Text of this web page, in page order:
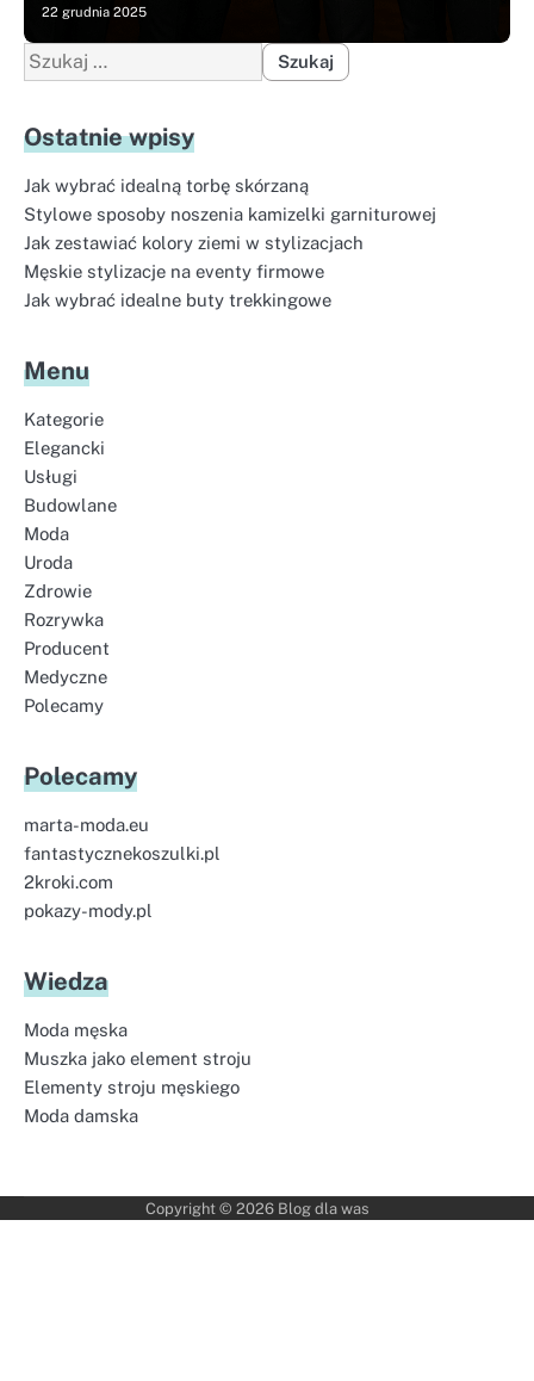
22 grudnia 2025
Szukaj:
Ostatnie wpisy
Jak wybrać idealną torbę skórzaną
Stylowe sposoby noszenia kamizelki garniturowej
Jak zestawiać kolory ziemi w stylizacjach
Męskie stylizacje na eventy firmowe
Jak wybrać idealne buty trekkingowe
Menu
Kategorie
Elegancki
Usługi
Budowlane
Moda
Uroda
Zdrowie
Rozrywka
Producent
Medyczne
Polecamy
Polecamy
marta-moda.eu
fantastycznekoszulki.pl
2kroki.com
pokazy-mody.pl
Wiedza
Moda męska
Muszka jako element stroju
Elementy stroju męskiego
Moda damska
Copyright © 2026 Blog dla was